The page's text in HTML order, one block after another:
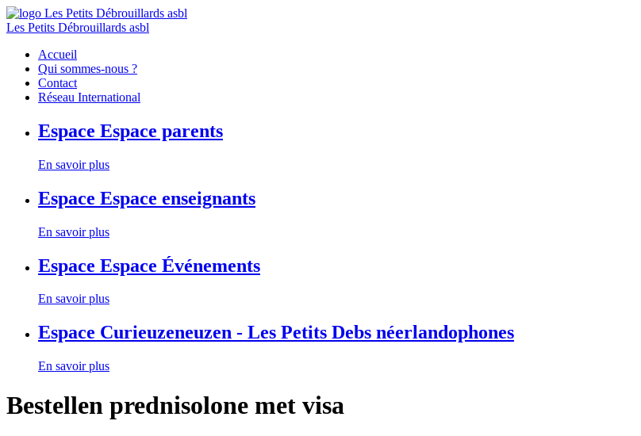
Les Petits Débrouillards asbl
Accueil
Qui sommes-nous ?
Contact
Réseau International
Espace Espace parents
En savoir plus
Espace Espace enseignants
En savoir plus
Espace Espace Événements
En savoir plus
Espace Curieuzeneuzen - Les Petits Debs néerlandophones
En savoir plus
Bestellen prednisolone met visa